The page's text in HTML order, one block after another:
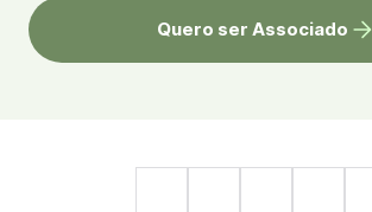
Quero ser Associado